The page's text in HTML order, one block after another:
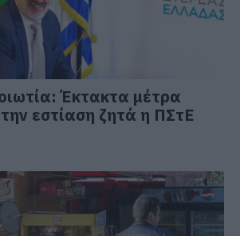
Έκτακτα μέτρα
την εστίαση ζητά η ΠΣτΕ